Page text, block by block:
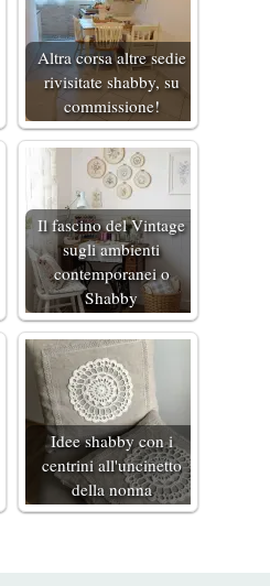
Altra corsa altre sedie
rivisitate shabby, su
commissione!
Il fascino del Vintage
sugli ambienti
contemporanei o
Shabby
Idee shabby con i
centrini all'uncinetto
della nonna